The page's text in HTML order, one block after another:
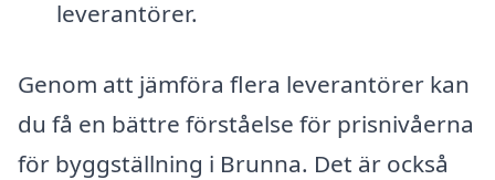
leverantörer.
Genom att jämföra flera leverantörer kan
du få en bättre förståelse för prisnivåerna
för byggställning i Brunna. Det är också